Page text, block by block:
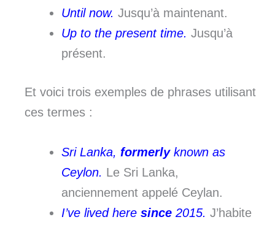
Until now. Jusqu’à maintenant.
Up to the present time. Jusqu’à
présent.
Et voici trois exemples de phrases utilisant
ces termes :
Sri Lanka, formerlyknown as
Ceylon. Le Sri Lanka,
anciennement appelé Ceylan.
I’ve lived here since 2015. J’habite